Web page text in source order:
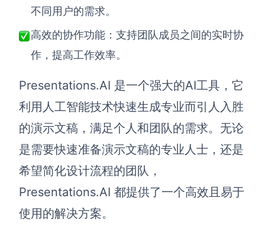
不同用户的需求。
高效的协作功能：支持团队成员之间的实时协
作，提高工作效率。
Presentations.AI 是一个强大的AI工具，它
利用人工智能技术快速生成专业而引人入胜
的演示文稿，满足个人和团队的需求。无论
是需要快速准备演示文稿的专业人士，还是
希望简化设计流程的团队，
Presentations.AI 都提供了一个高效且易于
使用的解决方案。